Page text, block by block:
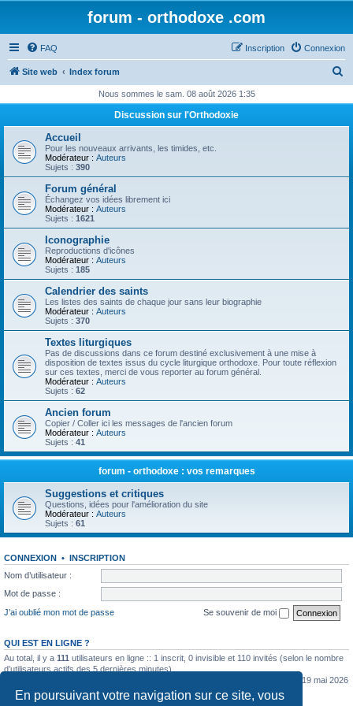
En poursuivant votre navigation sur ce site, vous
forum - orthodoxe .com
FAQ Connexion
Inscription
Site web Index forum
h
Nous sommes le sam. 08 août 2026 1:35
Discussion sur l'Orthodoxie
Accueil
Pour les nouveaux arrivants, les timides, etc.
Modérateur : Auteurs
Sujets : 390
Forum général
Échangez vos idées librement ici
Modérateur : Auteurs
Sujets : 1621
Iconographie
Reproductions d'icônes
Modérateur : Auteurs
Sujets : 185
Calendrier des saints
Les listes des saints de chaque jour sans leur biographie
Modérateur : Auteurs
Sujets : 370
Textes liturgiques
Pas de discussions dans ce forum destiné exclusivement à une mise à
disposition de textes issus du cycle liturgique orthodoxe. Pour toute réflexion
sur ces textes, merci de vous reporter au forum général.
Modérateur : Auteurs
Sujets : 62
Ancien forum
Copier / Coller ici les messages de l'ancien forum
Modérateur : Auteurs
Sujets : 41
forum - orthodoxe : vos remarques
Suggestions et critiques
Questions, idées pour l'amélioration du site
Modérateur : Auteurs
Sujets : 61
CONNEXION • INSCRIPTION
Nom d’utilisateur :
Mot de passe :
J’ai oublié mon mot de passe
Se souvenir de moi
QUI EST EN LIGNE ?
Au total, il y a 111 utilisateurs en ligne :: 1 inscrit, 0 invisible et 110 invités (selon le nombre
d’utilisateurs actifs des 5 dernières minutes)
le mar. 19 mai 2026
0:07